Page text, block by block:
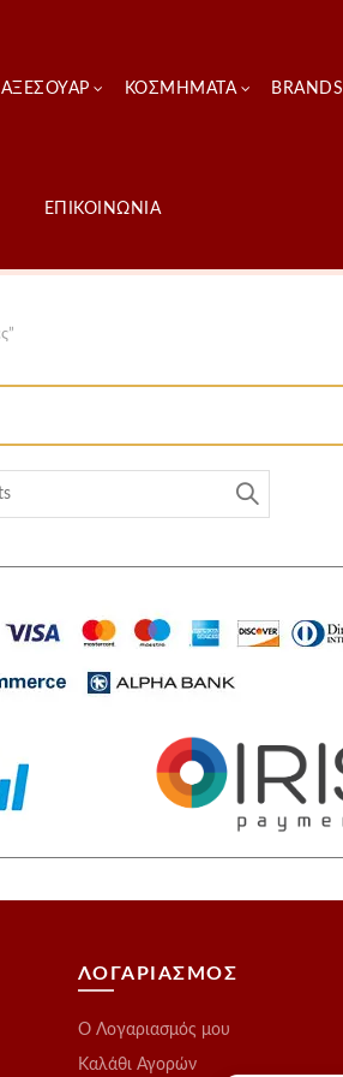
ΑΞΕΣΟΥΑΡ ΚΟΣΜΗΜΑΤΑ BRANDS
ΕΠΙΚΟΙΝΩΝΙΑ
ΛΟΓΑΡΙΑΣΜΟΣ
O Λογαριασμός μου
Καλάθι Αγορών